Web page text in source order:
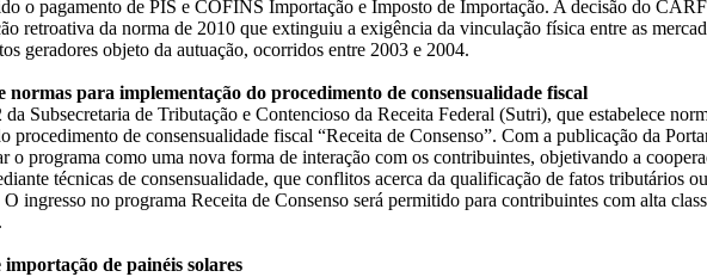
o pagamento de PIS e COFINS Importação e Imposto de Importação. A decisão do
retroativa da norma de 2010 que extinguiu a exigência da vinculação física entre as
geradores objeto da autuação, ocorridos entre 2003 e 2004.
normas para implementação do procedimento de consensualidade fiscal
Subsecretaria de Tributação e Contencioso da Receita Federal (Sutri), que estabelece
procedimento de consensualidade fiscal “Receita de Consenso”. Com a publicação da
o programa como uma nova forma de interação com os contribuintes, objetivando a
técnicas de consensualidade, que conflitos acerca da qualificação de fatos tributários
ingresso no programa Receita de Consenso será permitido para contribuintes com alta
de painéis solares